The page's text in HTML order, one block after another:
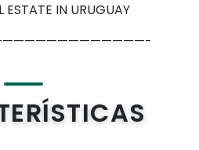
ESTATE IN URUGUAY